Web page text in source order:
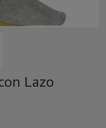
Lazo